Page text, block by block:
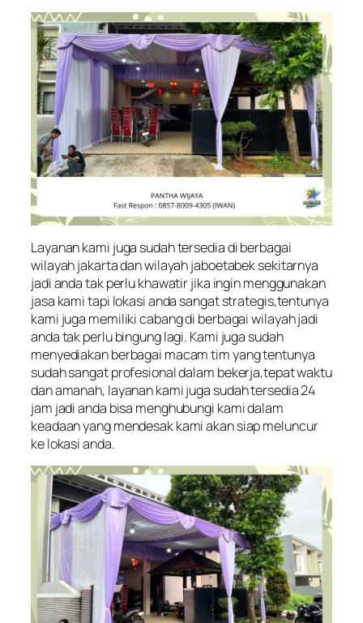
Layanan kami juga sudah tersedia di berbagai
wilayah jakarta dan wilayah jaboetabek sekitarnya
jadi anda tak perlu khawatir jika ingin menggunakan
jasa kami tapi lokasi anda sangat strategis,tentunya
kami juga memiliki cabang di berbagai wilayah jadi
anda tak perlu bingung lagi. Kami juga sudah
menyediakan berbagai macam tim yang tentunya
sudah sangat profesional dalam bekerja,tepat waktu
dan amanah, layanan kami juga sudah tersedia 24
jam jadi anda bisa menghubungi kami dalam
keadaan yang mendesak kami akan siap meluncur
ke lokasi anda.